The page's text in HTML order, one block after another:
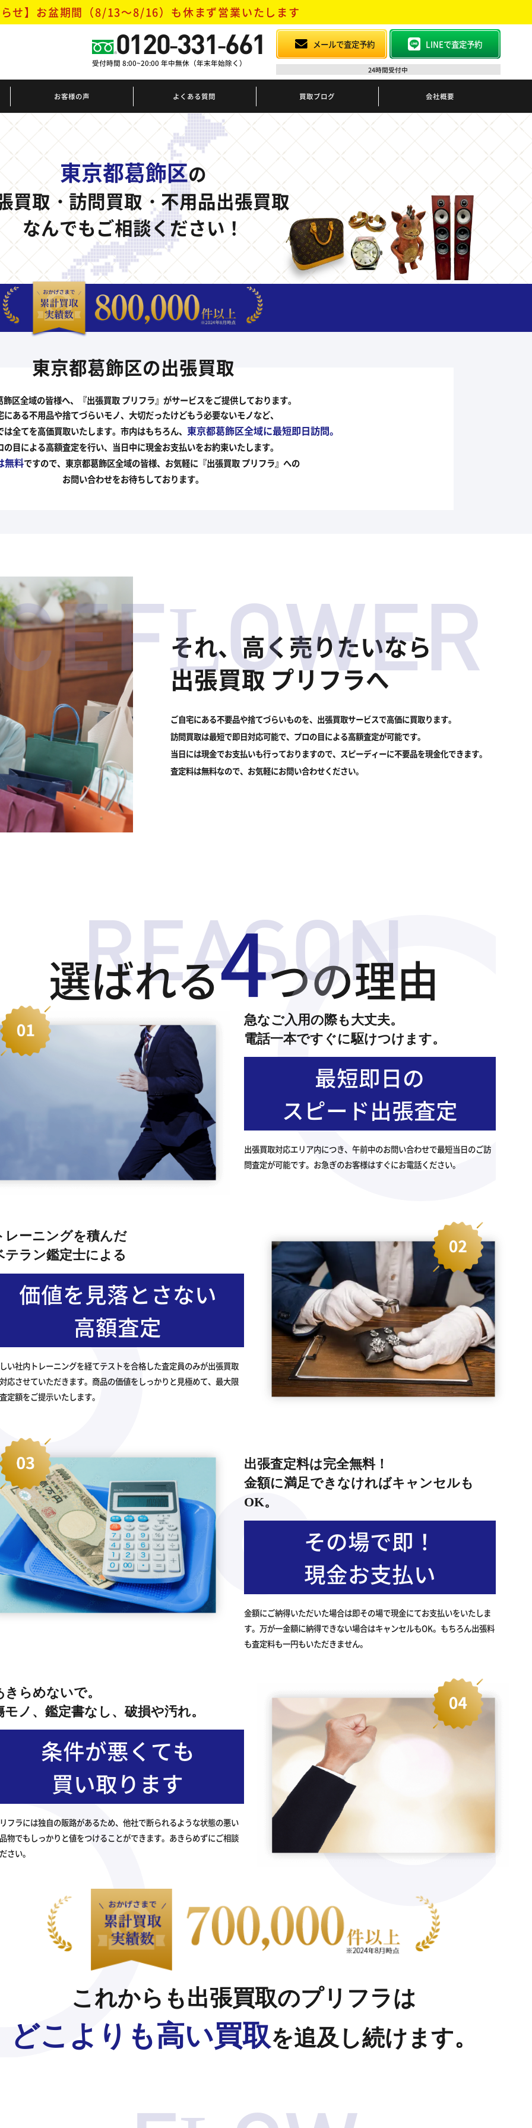
せ】お盆期間（8/13～8/16） も休まず営業いたします
お客様の声 よくある質問 買取ブログ 会社概要
0120-331-661
受付時間 8:00~20:00 年中無休（年末年始除く）
メールで査定予約 LINEで査定予約
24時間受付中
東京都葛飾区の
買取・訪問買取・不用品出張買取
なんでもご相談ください！
東京都葛飾区の出張買取
区全域の皆様へ、『出張買取 プリフラ』がサービスをご提供しております。
にある不用品や捨てづらいモノ、大切だったけどもう必要ないモノなど、
全てを高価買取いたします。市内はもちろん、 東京都葛飾区全域に最短即日訪問。
の目による高額査定を行い、当日中に現金お支払いをお約束いたします。
無料ですので、東京都葛飾区全域の皆様、お気軽に『出張買取 プリフラ』への
お問い合わせをお待ちしております。
それ、高く売りたいなら
出張買取 プリフラへ
ご自宅にある不要品や捨てづらいものを、出張買取サービスで高価に買取ります。
訪問買取は最短で即日対応可能で、プロの目による高額査定が可能です。
当日には現金でお支払いも行っておりますので、スピーディーに不要品を現金化できます。
査定料は無料なので、お気軽にお問い合わせください。
FLOWER
選ばれる4つの理由
急なご入用の際も大丈夫。
電話一本ですぐに駆けつけます。
最短即日の
スピード出張査定
出張買取対応エリア内につき、午前中のお問い合わせで最短当日のご訪
問査定が可能です。お急ぎのお客様はすぐにお電話ください。
レーニングを積んだ
テラン鑑定士による
価値を見落とさない
高額査定
い社内トレーニングを経てテストを合格した査定員のみが出張買取
応させていただきます。商品の価値をしっかりと見極めて、最大限
定額をご提示いたします。
出張査定料は完全無料！
金額に満足できなければキャンセルも
OK。
その場で即！
現金お支払い
金額にご納得いただいた場合は即その場で現金にてお支払いをいたしま
す。万が一金額に納得できない場合はキャンセルもOK。もちろん出張料
も査定料も一円もいただきません。
きらめないで。
モノ、鑑定書なし、破損や汚れ。
条件が悪くても
買い取ります
フラには独自の販路があるため、他社で断られるような状態の悪い
物でもしっかりと値をつけることができます。あきらめずにご相談
さい。
これからも出張買取のプリフラは
どこよりも高い買取を追及し続けます。